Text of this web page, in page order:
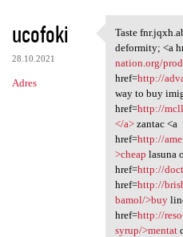
ucofoki
28.10.2021
Adres
Taste
Taste
deformity; <a
nation.org/
href=http://
way to buy
href=http://
</a>zantac <a
href=http://
>cheap lasuna
href=http://
href=http://
bamol/>buy
href=http://
syrup/>mentat